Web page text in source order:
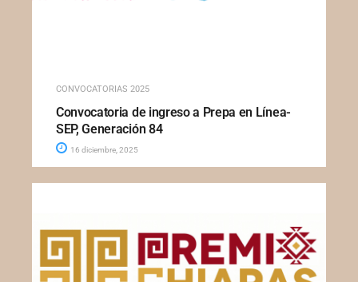
CONVOCATORIAS 2025
Convocatoria de ingreso a Prepa en Línea-
SEP, Generación 84
16 diciembre, 2025